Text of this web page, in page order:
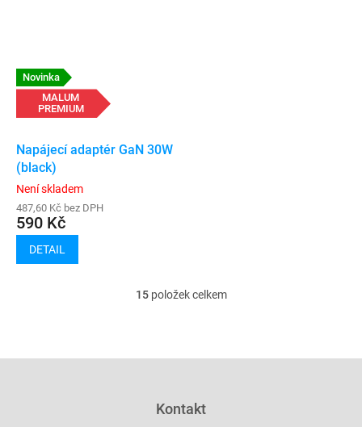
Novinka
MALUM
PREMIUM
Napájecí adaptér GaN 30W
(black)
Není skladem
487,60 Kč bez DPH
590 Kč
DETAIL
O
d
í
15položek celkem
Kontakt